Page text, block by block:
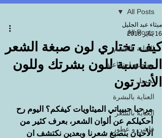
All Posts
العناية بالجسم
مواضيع اجتماعية
تجميل
العناية بالبشرة
العناية بالشعر
فاشن و عطور
All Posts
كيف تختاري لون صبغة الشعر
المناسبة للون بشرتك وللون
الأندرتون
ميثاء عبد الجليل
16 يناير 2018
مرحبا حبيباتي الميثاويات كيفكم؟ اليوم رح
أحكيلكم عن ألوان الشعر، بعرف كثير من
الأحيان بنصبغ شعرنا وبعدين نكتشف ان